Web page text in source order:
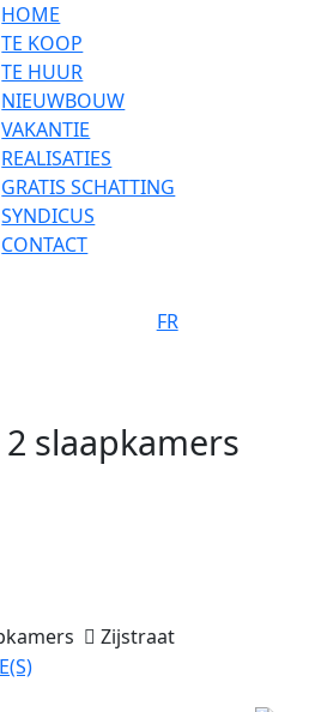
HOME
TE KOOP
TE HUUR
NIEUWBOUW
VAKANTIE
REALISATIES
GRATIS SCHATTING
SYNDICUS
CONTACT
FR
slaapkamers
Zijstraat